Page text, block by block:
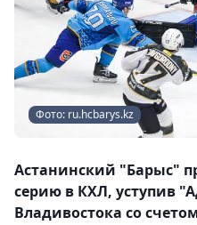
Фото: ru.hcbarys.kz
Астанинский "Барыс"
серию в КХЛ, уступив
Владивостока со